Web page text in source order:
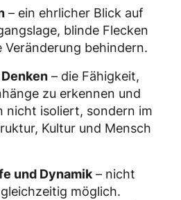
– ein ehrlicher Blick auf
blinde Flecken
Veränderung behindern.
– die Fähigkeit,
zu erkennen und
nicht isoliert, sondern im
Kultur und Mensch
und Dynamik– nicht
möglich.